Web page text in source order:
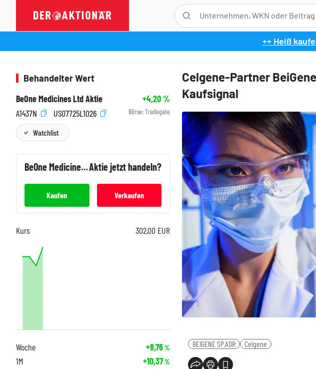
++ Heiß
Celgene-Partner
Kaufsignal
BEIGENE SP.ADR Celgene
Behandelter Wert
BeOne Medicines Ltd Aktie
+4,20%
A1437N
US07725L1026 Börse: Tradegate
Watchlist
BeOne Medicines LtdAktie jetzt handeln?
Kaufen Verkaufen
Kurs 302,00 EUR
Woche +8,76%
1M +10,37%